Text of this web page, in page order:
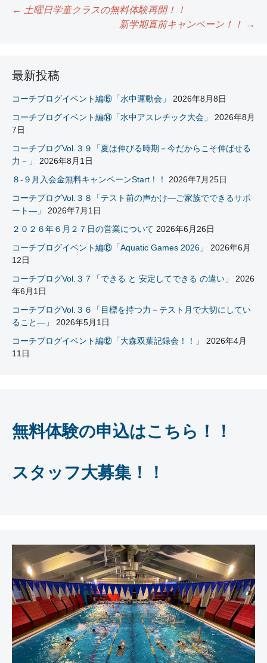
ナ
ビ
ゲ
シ
ョ
ン
← 土曜日学童クラスの無料体験再開！！
新学期直前キャンペーン！！
→
最新投稿
コーチブログイベント編⑮「水中運動会」
2026年8月8日
コーチブログイベント編⑭「水中アスレチック大会」
2026年8月
7日
コーチブログVol.３９「夏は伸びる時期－今だからこそ伸ばせる
力－」
2026年8月1日
８-９月入会金無料キャンペーンStart！！
2026年7月25日
コーチブログVol.３８「テスト前の声かけ―ご家族でできるサポ
ート―」
2026年7月1日
２０２６年６月２７日の営業について 2026年6月26日
コーチブログイベント編⑬「Aquatic Games 2026」
2026年6月
12日
コーチブログVol.３７「できる と 安定してできる の違い」
2026
年6月1日
コーチブログVol.３６「目標を持つ力－テスト月で大切にしてい
ること―」
2026年5月1日
コーチブログイベント編⑫「大森双葉記録会！！」
2026年4月
11日
無料体験の申込はこちら！！
スタッフ大募集！！